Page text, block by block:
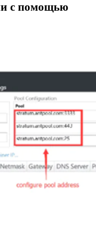
с помощью